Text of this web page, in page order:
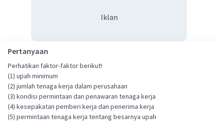
Iklan
Pertanyaan
Perhatikan faktor-faktor berikut!
(1) upah minimum
(2) jumlah tenaga kerja dalam perusahaan
(3) kondisi permintaan dan penawaran tenaga kerja
(4) kesepakatan pemberi kerja dan penerima kerja
(5) permintaan tenaga kerja tentang besarnya upah